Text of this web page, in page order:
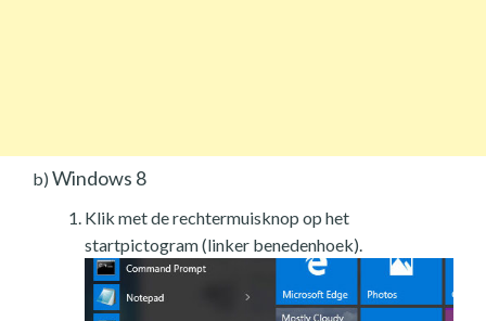
b) Windows 8
Klik met de rechtermuisknop op het
startpictogram (linker benedenhoek).